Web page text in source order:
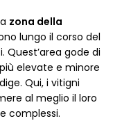
zona della
lungo il corso del
Quest’area gode di
elevate e minore
Qui, i vitigni
al meglio il loro
complessi.